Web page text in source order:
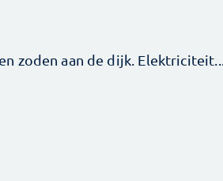
zoden aan de dijk. Elektriciteit...